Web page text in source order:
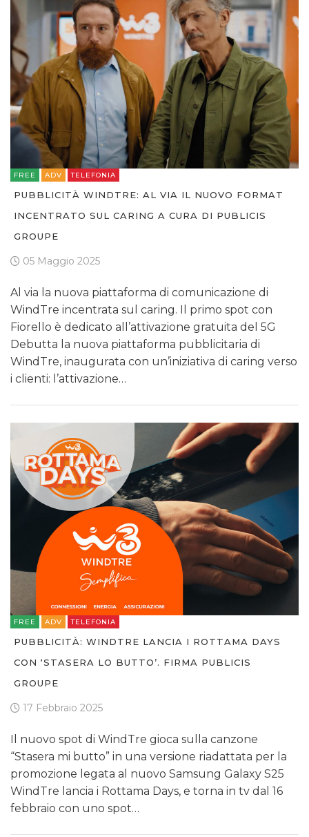
FREE ADV TELEFONIA
PUBBLICITÀ WINDTRE: AL VIA IL NUOVO FORMAT
INCENTRATO SUL CARING A CURA DI PUBLICIS
GROUPE
05 Maggio 2025
Al via la nuova piattaforma di comunicazione di
WindTre incentrata sul caring. Il primo spot con
Fiorello è dedicato all’attivazione gratuita del 5G
Debutta la nuova piattaforma pubblicitaria di
WindTre, inaugurata con un’iniziativa di caring verso
i clienti: l’attivazione…
FREE ADV TELEFONIA
PUBBLICITÀ: WINDTRE LANCIA I ROTTAMA DAYS
CON ‘STASERA LO BUTTO’. FIRMA PUBLICIS
GROUPE
17 Febbraio 2025
Il nuovo spot di WindTre gioca sulla canzone
“Stasera mi butto” in una versione riadattata per la
promozione legata al nuovo Samsung Galaxy S25
WindTre lancia i Rottama Days, e torna in tv dal 16
febbraio con uno spot…